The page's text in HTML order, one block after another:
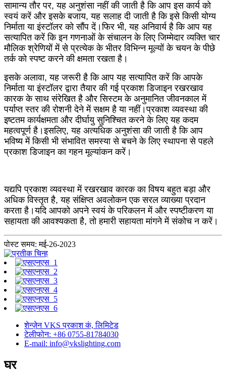
सामान्य तौर पर, यह अनुशंसा नहीं की जाती है कि आप इस कार्य को
स्वयं करें और इसके बजाय, यह सलाह दी जाती है कि इसे किसी योग्य
निर्माता या इंस्टॉलर को सौंप दें।फिर भी, यह अनिवार्य है कि आप यह
सत्यापित करें कि इन गणनाओं के संचालन के लिए जिम्मेदार व्यक्ति चार
मौलिक श्रेणियों में से प्रत्येक के भीतर विभिन्न मूल्यों के चयन के पीछे
तर्क को स्पष्ट करने की क्षमता रखता है।
इसके अलावा, यह जरूरी है कि आप यह सत्यापित करें कि आपके
निर्माता या इंस्टॉलर द्वारा तैयार की गई प्रकाश डिजाइन रखरखाव
कारक के साथ संरेखित है और सिस्टम के अनुमानित जीवनकाल में
पर्याप्त स्तर की रोशनी देने में सक्षम है या नहीं।प्रकाश व्यवस्था की
इष्टतम कार्यक्षमता और दीर्घायु सुनिश्चित करने के लिए यह कदम
महत्वपूर्ण है।इसलिए, यह अत्यधिक अनुशंसा की जाती है कि आप
भविष्य में किसी भी संभावित समस्या से बचने के लिए स्थापना से पहले
प्रकाश डिजाइन का गहन मूल्यांकन करें।
यद्यपि प्रकाश व्यवस्था में रखरखाव कारक का विषय बहुत बड़ा और
अधिक विस्तृत है, यह संक्षिप्त अवलोकन एक सरल व्याख्या प्रदान
करता है।यदि आपको अपने स्वयं के परिकलन में और स्पष्टीकरण या
सहायता की आवश्यकता है, तो हमारी सहायता मांगने में संकोच न करें।
पोस्ट समय: मई-26-2023
शेन्ज़ेन VKS प्रकाश कं, लिमिटेड
टेलीफोन: +86 0755-81784030
E-mail: info@vkslighting.com
घर